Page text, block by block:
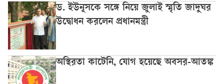
ড. ইউনূসকে সঙ্গে নিয়ে জুলাই স্মৃতি জাদুঘর
উদ্বোধন করলেন প্রধানমন্ত্রী
অস্থিরতা কাটেনি, যোগ হয়েছে অবসর-আতঙ্ক